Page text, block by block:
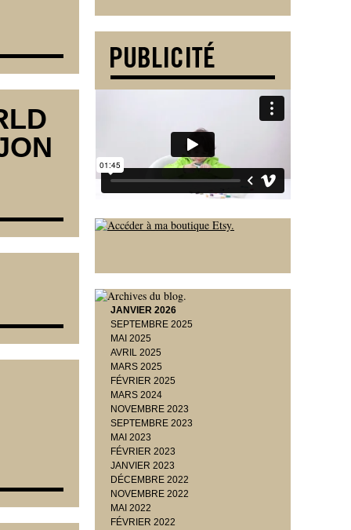
JANVIER 2026
SEPTEMBRE 2025
MAI 2025
AVRIL 2025
MARS 2025
FÉVRIER 2025
MARS 2024
NOVEMBRE 2023
SEPTEMBRE 2023
MAI 2023
FÉVRIER 2023
JANVIER 2023
DÉCEMBRE 2022
NOVEMBRE 2022
MAI 2022
FÉVRIER 2022